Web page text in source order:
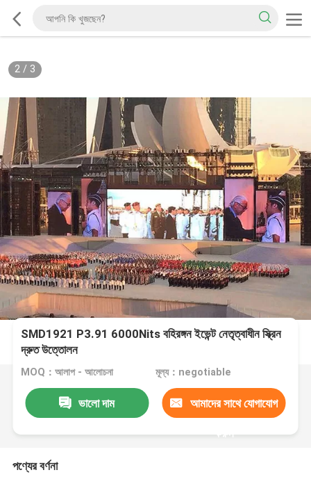
2/ 3
SMD1921 P3.91 6000Nits বহিরঙ্গন ইভেন্ট নেতৃত্বাধীন স্ক্রিন
দ্রুত উত্তোলন
MOQ：আলাপ - আলোচনা মূল্য：negotiable
ভালো দাম আমাদের সাথে যোগাযোগ
করুন
পণ্যের বর্ণনা